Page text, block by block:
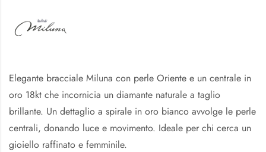
Elegante bracciale Miluna con perle Oriente e un centrale in
oro 18kt che incornicia un diamante naturale a taglio
brillante. Un dettaglio a spirale in oro bianco avvolge le perle
centrali, donando luce e movimento. Ideale per chi cerca un
gioiello raffinato e femminile.